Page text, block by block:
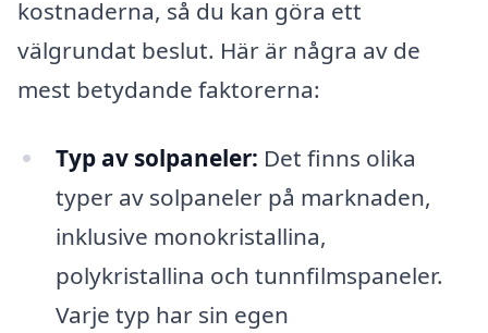
kostnaderna, så du kan göra ett
välgrundat beslut. Här är några av de
mest betydande faktorerna:
Typ av solpaneler: Det finns olika
typer av solpaneler på marknaden,
inklusive monokristallina,
polykristallina och tunnfilmspaneler.
Varje typ har sin egen